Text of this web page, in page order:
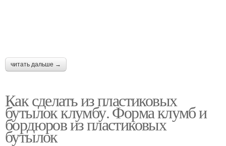
читать дальше →
Как сделать из пластиковых
бутылок клумбу. Форма клумб и
бордюров из пластиковых
бутылок